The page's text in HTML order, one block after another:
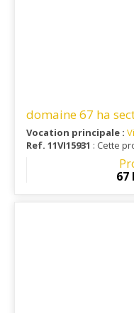
domaine 67 ha
Vocation principale :
Ref. 11VI15931 : Cette
67